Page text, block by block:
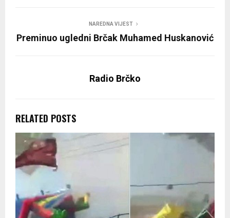
NAREDNA VIJEST
Preminuo ugledni Brčak Muhamed Huskanović
Radio Brčko
RELATED POSTS